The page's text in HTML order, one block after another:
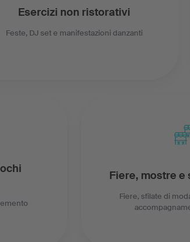
Esercizi non ristorativi
Feste, DJ set e manifestazioni danzanti
Fiere, mostre e
Fiere, sfilate di